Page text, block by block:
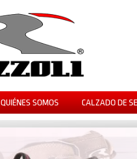
QUIÉNES SOMOS CALZADO DE